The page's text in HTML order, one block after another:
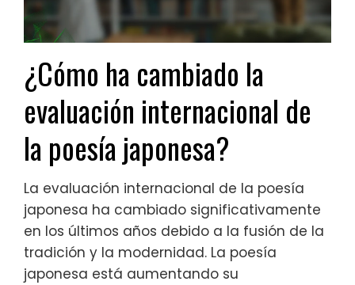
¿Cómo ha cambiado la
evaluación internacional de
la poesía japonesa?
La evaluación internacional de la poesía
japonesa ha cambiado significativamente
en los últimos años debido a la fusión de la
tradición y la modernidad. La poesía
japonesa está aumentando su